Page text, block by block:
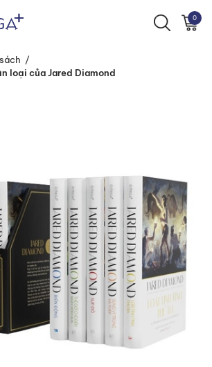
0
/
loại của Jared Diamond